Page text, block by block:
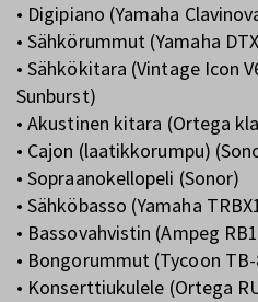
• Digipiano (Yamaha
• Sähkörummut (Yamaha
• Sähkökitara (Vintage Icon
Sunburst)
• Akustinen kitara (Ortega
• Cajon (laatikkorumpu)
• Sopraanokellopeli (Sonor)
• Sähköbasso (Yamaha
• Bassovahvistin (Ampeg
• Bongorummut (Tycoon TB-
• Konserttiukulele (Ortega